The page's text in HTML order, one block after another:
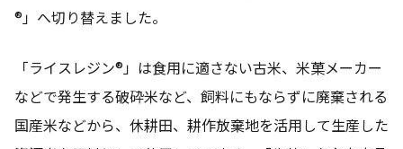
®」へ切り替えました。
「ライスレジン®」は食用に適さない古米、米菓メーカー
などで発生する破砕米など、飼料にもならずに廃棄される
国産米などから、休耕田、耕作放棄地を活用して生産した